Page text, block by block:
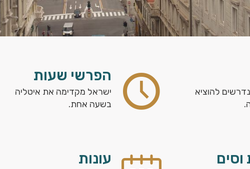
להוציא
הפרשי שעות
ישראל מקדימה את איטליה
בשעה אחת.
וסים
עונות